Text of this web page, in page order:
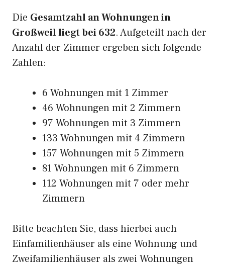
Die Gesamtzahl an Wohnungen in
Großweil liegt bei 632. Aufgeteilt nach der
Anzahl der Zimmer ergeben sich folgende
Zahlen:
6 Wohnungen mit 1 Zimmer
46 Wohnungen mit 2 Zimmern
97 Wohnungen mit 3 Zimmern
133 Wohnungen mit 4 Zimmern
157 Wohnungen mit 5 Zimmern
81 Wohnungen mit 6 Zimmern
112 Wohnungen mit 7 oder mehr
Zimmern
Bitte beachten Sie, dass hierbei auch
Einfamilienhäuser als eine Wohnung und
Zweifamilienhäuser als zwei Wohnungen